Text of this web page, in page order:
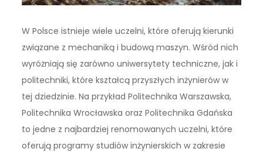
W Polsce istnieje wiele uczelni, które oferują kierunki
związane z mechaniką i budową maszyn. Wśród nich
wyróżniają się zarówno uniwersytety techniczne, jak i
politechniki, które kształcą przyszłych inżynierów w
tej dziedzinie. Na przykład Politechnika Warszawska,
Politechnika Wrocławska oraz Politechnika Gdańska
to jedne z najbardziej renomowanych uczelni, które
oferują programy studiów inżynierskich w zakresie